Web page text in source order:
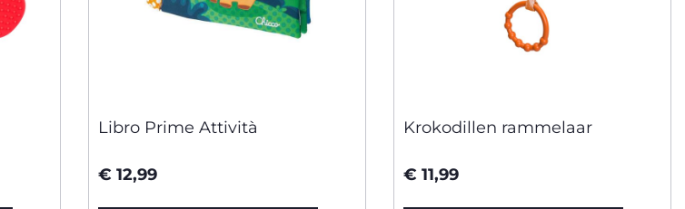
Libro Prime Attività
€ 12,99
Krokodillen rammelaar
€ 11,99